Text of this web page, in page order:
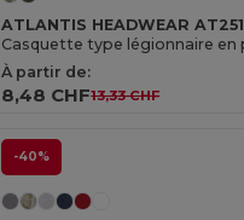
ATLANTIS HEADWEAR AT251
À partir de:
8,48 CHF13,33 CHF
-40%